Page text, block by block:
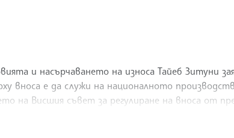
и насърчаването на износа Тайеб Зитуни
вноса е да служи на националното
на Висшия съвет за регулиране на вноса от